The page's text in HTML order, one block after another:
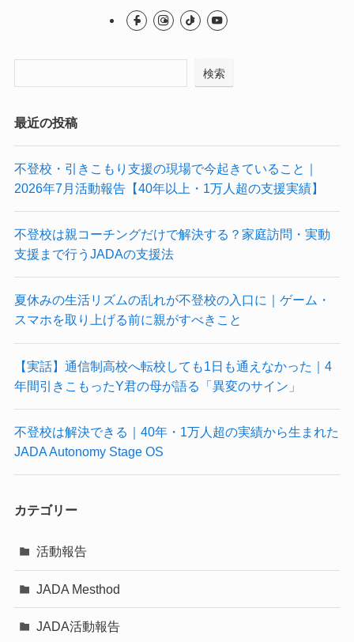
検索
最近の投稿
不登校・引きこもり支援の現場で今起きていること｜
2026年7月活動報告【40年以上・1万人超の支援実績】
不登校は親コーチングだけで解決する？家庭訪問・実動
支援まで行うJADAの支援法
夏休みの生活リズムの乱れが不登校の入口に｜ゲーム・
スマホを取り上げる前に親がすべきこと
【実話】通信制高校へ転校しても1日も通えなかった｜4
年間引きこもったY君の母が語る「異変のサイン」
不登校は解決できる｜40年・1万人超の実績から生まれた
JADA Autonomy Stage OS
カテゴリー
活動報告
JADA Mesthod
JADA活動報告